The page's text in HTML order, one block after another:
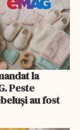
la
Peste
au fost